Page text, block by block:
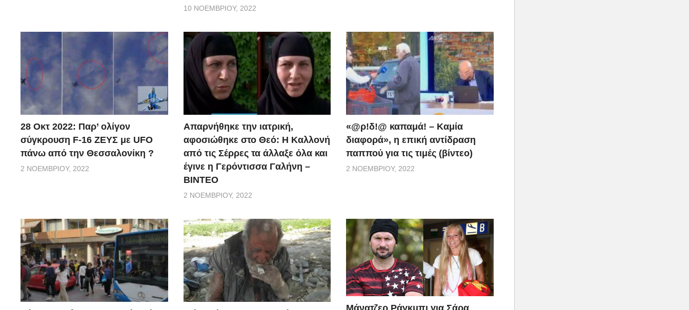
10 ΝΟΕΜΒΡΊΟΥ, 2022
28 Οκτ 2022: Παρ’ ολίγον
σύγκρουση F-16 ΖΕΥΣ με UFO
πάνω από την Θεσσαλονίκη ?
2 ΝΟΕΜΒΡΊΟΥ, 2022
Απαρνήθηκε την ιατρική,
αφοσιώθηκε στο Θεό: Η Καλλονή
από τις Σέρρες τα άλλαξε όλα και
έγινε η Γερόντισσα Γαλήνη –
ΒΙΝΤΕΟ
2 ΝΟΕΜΒΡΊΟΥ, 2022
«@ρ!δ!@ καπαμά! – Καμία
διαφορά», η επική αντίδραση
παππού για τις τιμές (βίντεο)
2 ΝΟΕΜΒΡΊΟΥ, 2022